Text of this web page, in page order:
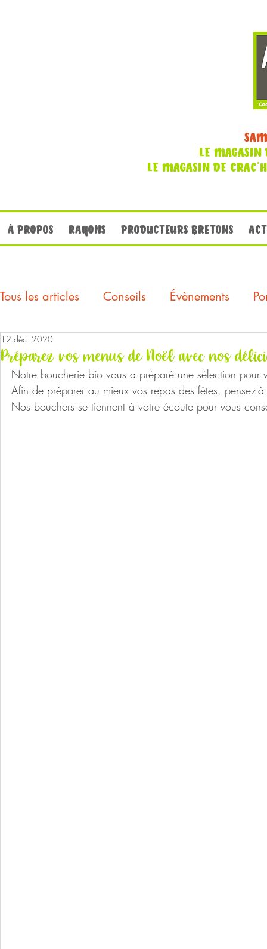
LE MAGASIN
LE MAGASIN DE
À PROPOS RAYONS PRODUCTEURS BRETONS
Tous les articles Conseils Évènements
Préparez vos menus de Noël avec nos
12 déc. 2020
Notre boucherie bio vous a préparé une sélection pour
Afin de préparer au mieux vos repas des fêtes, pensez-
Nos bouchers se tiennent à votre écoute pour vous